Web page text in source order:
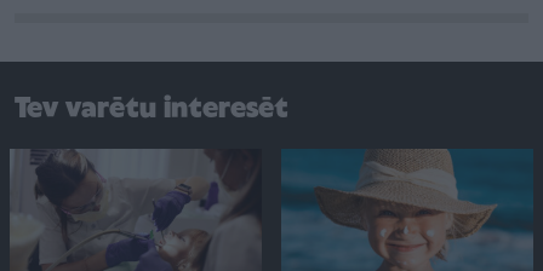
Tev varētu interesēt